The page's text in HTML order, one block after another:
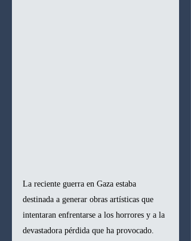
La reciente guerra en Gaza estaba
destinada a generar obras artísticas que
intentaran enfrentarse a los horrores y a la
devastadora pérdida que ha provocado.